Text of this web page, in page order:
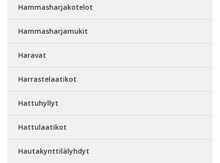
Hammasharjakotelot
Hammasharjamukit
Haravat
Harrastelaatikot
Hattuhyllyt
Hattulaatikot
Hautakynttilälyhdyt